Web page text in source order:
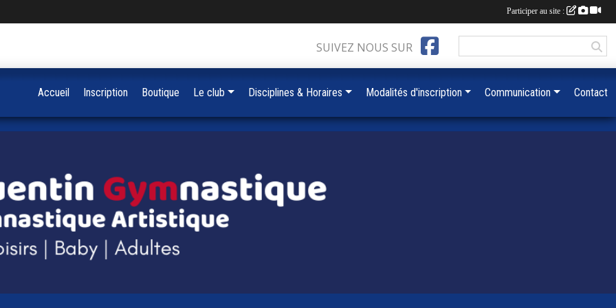
SUIVEZ NOUS SUR
Accueil Inscription Boutique Le club Disciplines & Horaires Modalités d'inscription Communication Contact
Participer au site :